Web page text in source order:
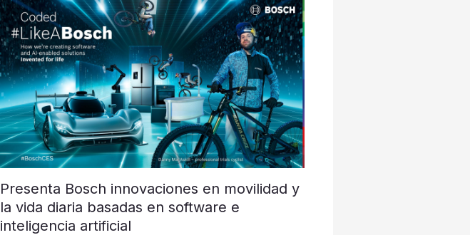
Presenta Bosch innovaciones en movilidad y
la vida diaria basadas en software e
inteligencia artificial